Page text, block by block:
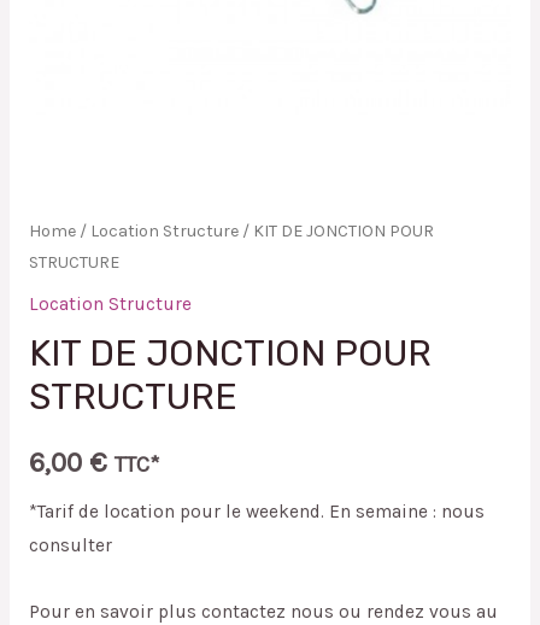
Home/ Location Structure/ KIT DE JONCTION POUR
STRUCTURE
Location Structure
KIT DE JONCTION POUR
STRUCTURE
6,00 € TTC*
*Tarif de location pour le weekend. En semaine : nous
consulter
Pour en savoir plus contactez nous ou rendez vous au